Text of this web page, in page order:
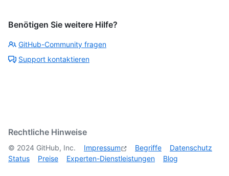
Benötigen Sie weitere Hilfe?
GitHub-Community fragen
Support kontaktieren
Rechtliche Hinweise
© 2024 GitHub, Inc. Impressum Begriffe
Datenschutz
Status
Preise Experten-Dienstleistungen Blog